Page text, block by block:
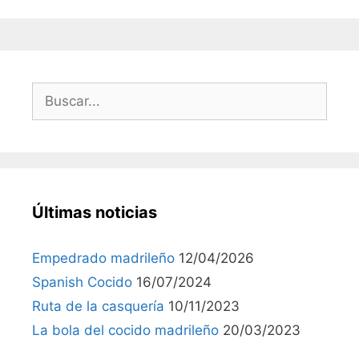
Últimas noticias
Empedrado madrileño 12/04/2026
Spanish Cocido 16/07/2024
Ruta de la casquería 10/11/2023
La bola del cocido madrileño 20/03/2023